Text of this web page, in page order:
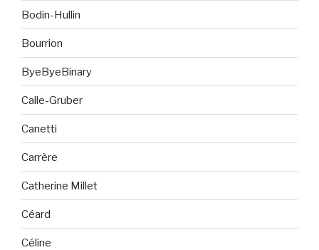
Bodin-Hullin
Bourrion
ByeByeBinary
Calle-Gruber
Canetti
Carrère
Catherine Millet
Céard
Céline